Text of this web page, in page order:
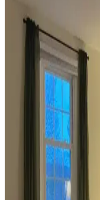
Ev
Uyumu, Mobilya
Reddit tartışması
mobilya yerleşimi ve
alanlarının estetik ve
Veranda
ve Mobilya
Yöntemleri
Veranda
uyumlu kullanımı
seçimler verandanın
Habitat'tan İkinci